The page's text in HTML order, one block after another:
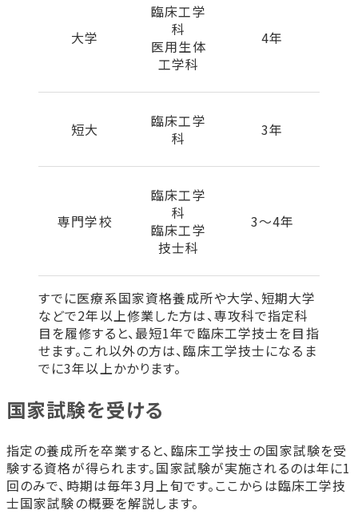
大学
臨床工学
科
医用生体
工学科
4年
短大
臨床工学
科
3年
専門学校
臨床工学
科
臨床工学
技士科
3～4年
すでに医療系国家資格養成所や大学、短期大学
などで2年以上修業した方は、専攻科で指定科
目を履修すると、最短1年で臨床工学技士を目指
せます。これ以外の方は、臨床工学技士になるま
でに3年以上かかります。
国家試験を受ける
指定の養成所を卒業すると、臨床工学技士の国家試験を受
験する資格が得られます。国家試験が実施されるのは年に1
回のみで、時期は毎年3月上旬です。ここからは臨床工学技
士国家試験の概要を解説します。